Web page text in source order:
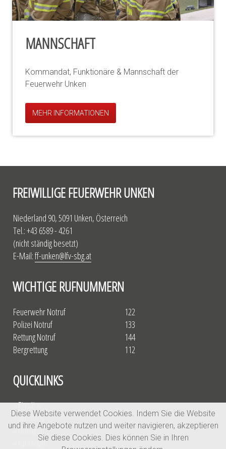
MANNSCHAFT
Kommandat, Funktionäre & Mannschaft der
Feuerwehr Unken
MEHR INFORMATIONEN
FREIWILLIGE FEUERWEHR UNKEN
Niederland 90, 5091 Unken, Österreich
Tel.: +43 6589 - 4261
(nicht ständig besetzt)
E-Mail:ff-unken@lfv-sbg.at
WICHTIGE RUFNUMMERN
Feuerwehr Notruf
Polizei Notruf
Rettung Notruf
Bergrettung
122
133
144
112
QUICKLINKS
» Einsätze
» Aktuelles
» Übungen
» Fahrzeuge
Diese Website verwendet Cookies. Indem Sie die Website
und ihre Angebote nutzen und weiter navigieren, akzeptieren
Sie diese Cookies. Dies können Sie in Ihren